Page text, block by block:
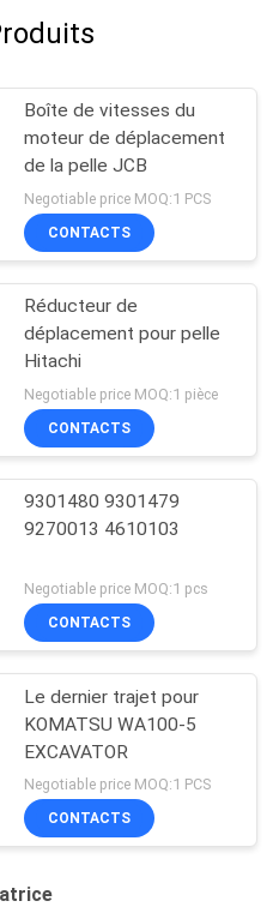
Boîte de vitesses du
moteur de déplacement
de la pelle JCB
Negotiable price MOQ:1 PCS
CONTACTS
Réducteur de
déplacement pour pelle
Hitachi
Negotiable price MOQ:1 pièce
CONTACTS
9301480 9301479
9270013 4610103
Negotiable price MOQ:1 pcs
CONTACTS
Le dernier trajet pour
KOMATSU WA100-5
EXCAVATOR
Negotiable price MOQ:1 PCS
CONTACTS